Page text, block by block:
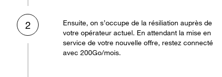
2
Ensuite, on s’occupe de la résiliation auprès de
votre opérateur actuel. En attendant la mise en
service de votre nouvelle offre, restez connecté
avec 200Go/mois.